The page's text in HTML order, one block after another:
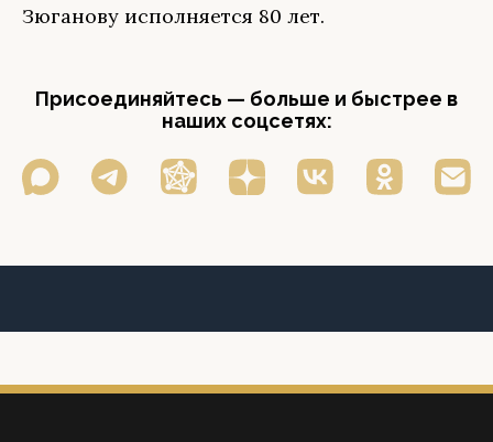
Зюганову исполняется 80 лет.
Присоединяйтесь — больше и быстрее в
наших соцсетях: